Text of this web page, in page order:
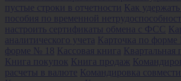
пустые строки в отчетности Как
пособия по временной
настроить сертификаты обмена с ФСС
аналитического учета Карточка по
форме № 18 Кассовая книга Квартальная
Книга покупок Книга продаж
расчеты в валюте Командировка